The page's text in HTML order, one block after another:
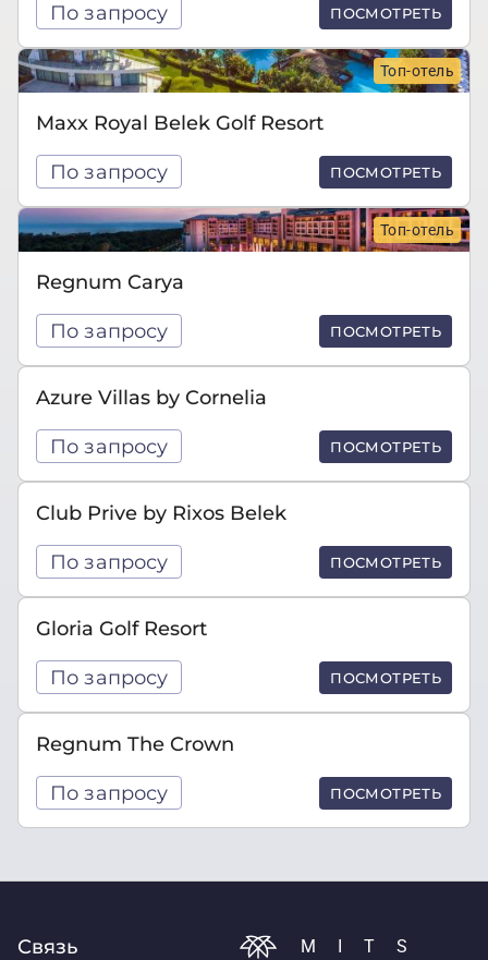
По запросу ПОСМОТРЕТЬ
Топ-отель
Maxx Royal Belek Golf Resort
По запросу ПОСМОТРЕТЬ
Топ-отель
Regnum Carya
По запросу ПОСМОТРЕТЬ
Azure Villas by Cornelia
По запросу ПОСМОТРЕТЬ
Club Prive by Rixos Belek
По запросу ПОСМОТРЕТЬ
Gloria Golf Resort
По запросу ПОСМОТРЕТЬ
Regnum The Crown
По запросу ПОСМОТРЕТЬ
Связь MITS